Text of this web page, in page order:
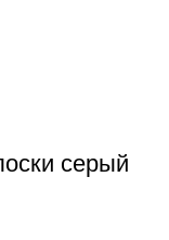
серый